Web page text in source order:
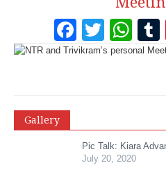
Gallery
Pic Talk: Kiara
July 20, 2020